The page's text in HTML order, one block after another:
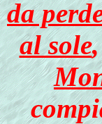
da
al sole